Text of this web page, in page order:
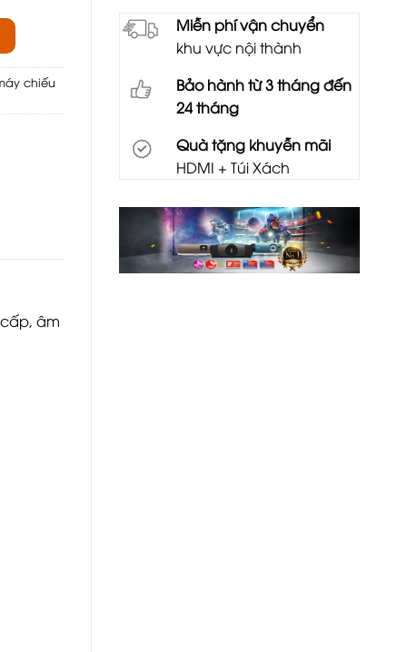
Miễn phí vận chuyển
khu vực nội thành
Bảo hành từ 3 tháng đến
24 tháng
Quà tặng khuyễn mãi
HDMI + Túi Xách
chiếu
âm